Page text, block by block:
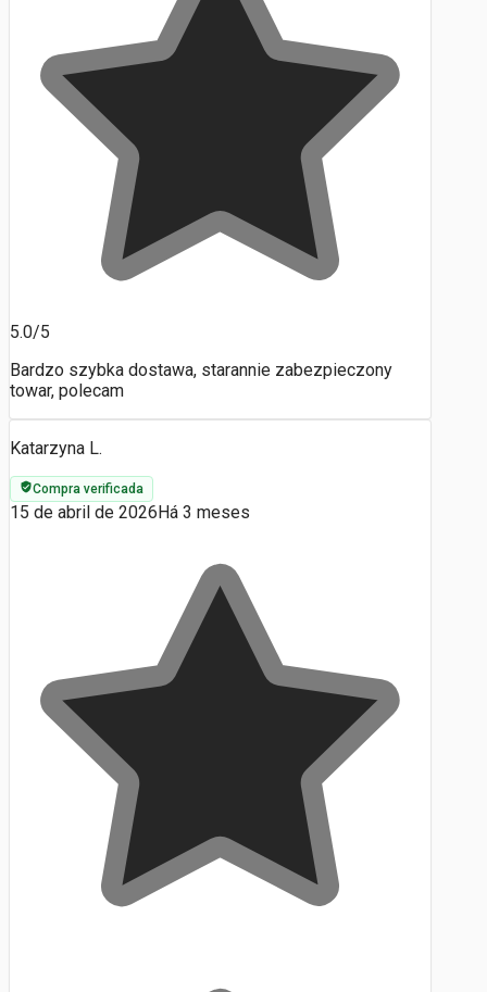
5.0/5
Bardzo szybka dostawa, starannie zabezpieczony
towar, polecam
Katarzyna L.
Compra verificada
15 de abril de 2026 Há 3 meses